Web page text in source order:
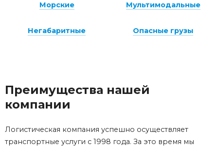
Преимущества нашей
компании
Логистическая компания успешно осуществляет
транспортные услуги с 1998 года. За это время мы
Морские Мультимодальные
Негабаритные Опасные грузы